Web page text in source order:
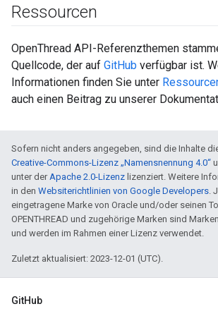
Ressourcen
OpenThread API-Referenzthemen
Quellcode, der auf GitHub verfügbar ist.
Informationen finden Sie unter
auch einen Beitrag zu unserer
Sofern nicht anders angegeben, sind die Inhalte
Creative-Commons-Lizenz „Namensnennung 4.0“
unter derApache 2.0-Lizenz lizenziert. Weitere
in den Websiterichtlinien von Google Developers.
eingetragene Marke von Oracle und/oder seinen
OPENTHREAD und zugehörige Marken sind
und werden im Rahmen einer Lizenz verwendet.
Zuletzt aktualisiert: 2023-12-01 (UTC).
GitHub